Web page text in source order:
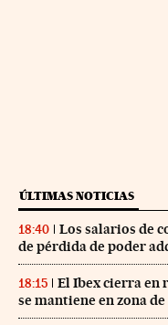
ÚLTIMAS NOTICIAS
18:40
Los salarios de
de pérdida de poder
18:15
El Ibex cierra en
se mantiene en zona